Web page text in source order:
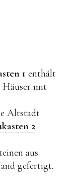
1 enthält
Häuser mit
Altstadt
2
aus
gefertigt.